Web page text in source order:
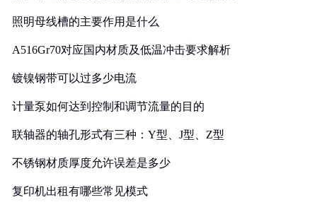
照明母线槽的主要作用是什么
A516Gr70对应国内材质及低温冲击要求解析
镀镍钢带可以过多少电流
计量泵如何达到控制和调节流量的目的
联轴器的轴孔形式有三种：Y型、J型、Z型
不锈钢材质厚度允许误差是多少
复印机出租有哪些常见模式